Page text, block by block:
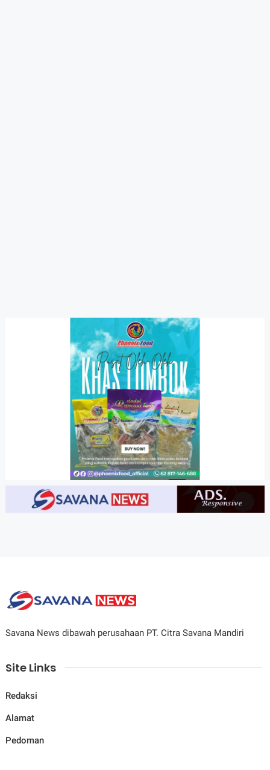
Savana News dibawah perusahaan PT. Citra Savana Mandiri
Site Links
Redaksi
Alamat
Pedoman